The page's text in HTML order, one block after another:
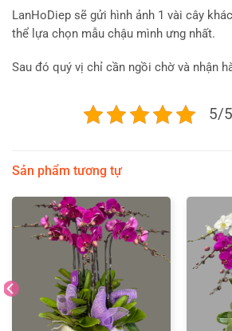
LanHoDiep sẽ gửi hình ảnh 1 vài cây
thể lựa chọn mẫu chậu mình ưng nhất.
Sau đó quý vị chỉ cần ngồi chờ và nhận
5/
Sản phẩm tương tự